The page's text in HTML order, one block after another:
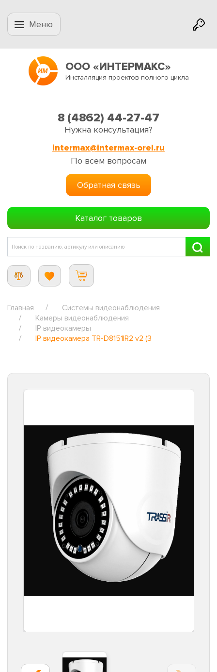
Меню
ООО «ИНТЕРМАКС»
Инсталляция проектов полного цикла
8 (4862) 44-27-47
Нужна консультация?
intermax@intermax-orel.ru
По всем вопросам
Обратная связь
Каталог товаров
Главная
Системы видеонаблюдения
Камеры видеонаблюдения
IP видеокамеры
IP видеокамера TR-D8151IR2 v2 (3